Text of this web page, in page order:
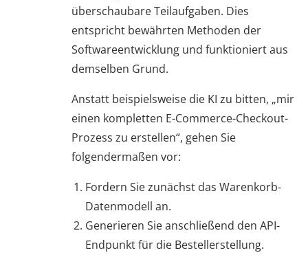
überschaubare Teilaufgaben. Dies
entspricht bewährten Methoden der
Softwareentwicklung und funktioniert aus
demselben Grund.
Anstatt beispielsweise die KI zu bitten, „mir
einen kompletten E-Commerce-Checkout-
Prozess zu erstellen“, gehen Sie
folgendermaßen vor:
Fordern Sie zunächst das Warenkorb-
Datenmodell an.
Generieren Sie anschließend den API-
Endpunkt für die Bestellerstellung.